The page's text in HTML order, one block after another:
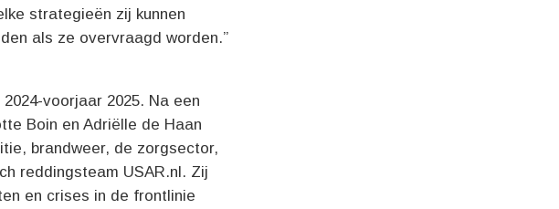
strategieën zij kunnen
als ze overvraagd worden.”
voorjaar 2025. Na een
Boin en Adriëlle de Haan
brandweer, de zorgsector,
reddingsteam USAR.nl. Zij
en crises in de frontlinie